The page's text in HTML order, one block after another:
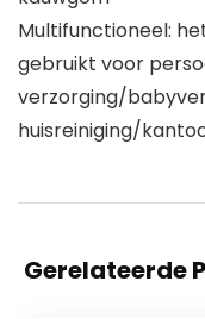
Multifunctioneel:
gebruikt voor
verzorging/
huisreiniging/
Gerelateerde